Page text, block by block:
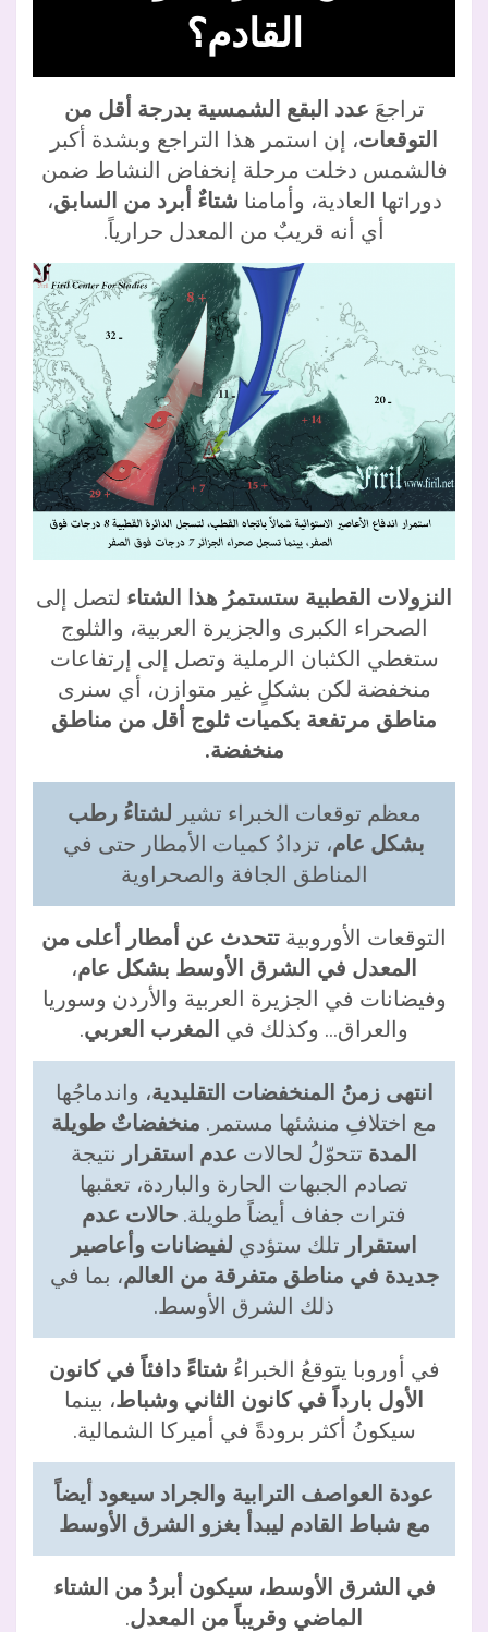
القادم؟
تراجعَ عدد البقع الشمسية بدرجة أقل من
التوقعات، إن استمر هذا التراجع وبشدة أكبر
فالشمس دخلت مرحلة إنخفاض النشاط ضمن
دوراتها العادية، وأمامنا شتاءٌ أبرد من السابق،
أي أنه قريبٌ من المعدل حرارياً.
النزولات القطبية ستستمرُ هذا الشتاء لتصل إلى
الصحراء الكبرى والجزيرة العربية، والثلوج
ستغطي الكثبان الرملية وتصل إلى إرتفاعات
منخفضة لكن بشكلٍ غير متوازن، أي سنرى
مناطق مرتفعة بكميات ثلوج أقل من مناطق
منخفضة.
معظم توقعات الخبراء تشير لشتاءُ رطب
بشكل عام، تزدادُ كميات الأمطار حتى في
المناطق الجافة والصحراوية
التوقعات الأوروبية تتحدث عن أمطار أعلى من
المعدل في الشرق الأوسط بشكل عام،
وفيضانات في الجزيرة العربية والأردن وسوريا
والعراق… وكذلك في المغرب العربي.
انتهى زمنُ المنخفضات التقليدية، واندماجُها
مع اختلافِ منشئها مستمر. منخفضاتٌ طويلة
المدة تتحوّلُ لحالات عدم استقرار نتيجة
تصادم الجبهات الحارة والباردة، تعقبها
فترات جفاف أيضاً طويلة. حالات عدم
استقرار تلك ستؤدي لفيضانات وأعاصير
جديدة في مناطق متفرقة من العالم، بما في
ذلك الشرق الأوسط.
في أوروبا يتوقعُ الخبراءُ شتاءً دافئاً في كانون
الأول بارداً في كانون الثاني وشباط، بينما
سيكونُ أكثر برودةً في أميركا الشمالية.
عودة العواصف الترابية والجراد سيعود أيضاً
مع شباط القادم ليبدأ بغزو الشرق الأوسط
في الشرق الأوسط، سيكون أبردُ من الشتاء
الماضي وقريباً من المعدل.